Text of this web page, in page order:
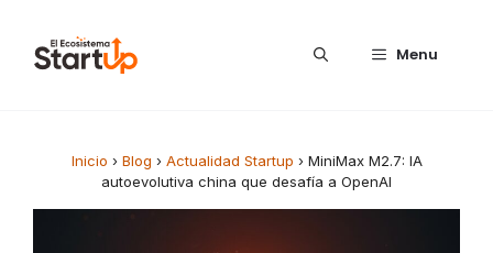
Menu
Inicio › Blog › Actualidad Startup › MiniMax M2.7: IA
autoevolutiva china que desafía a OpenAI